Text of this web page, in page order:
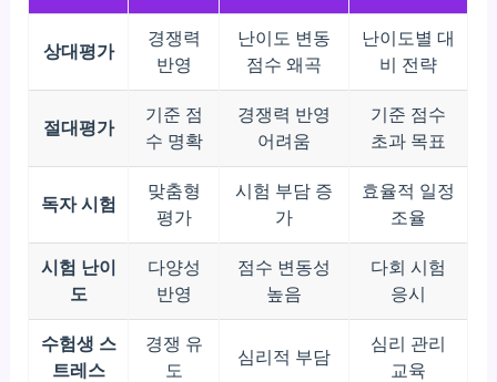
상대평가
경쟁력
반영
난이도 변동
점수 왜곡
난이도별 대
비 전략
절대평가
기준 점
수 명확
경쟁력 반영
어려움
기준 점수
초과 목표
독자 시험
맞춤형
평가
시험 부담 증
가
효율적 일정
조율
시험 난이
도
다양성
반영
점수 변동성
높음
다회 시험
응시
수험생 스
트레스
경쟁 유
도
심리적 부담
심리 관리
교육